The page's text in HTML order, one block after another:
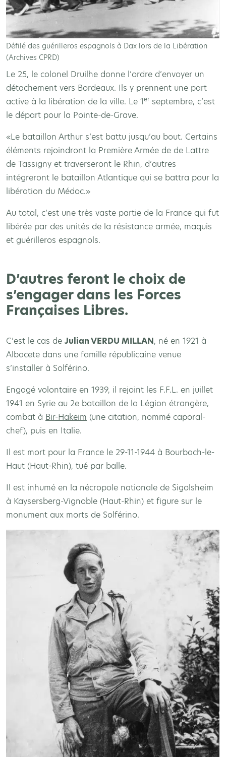
Défilé des guérilleros espagnols à Dax lors de la Libération
(Archives CPRD)
Le 25, le colonel Druilhe donne l’ordre d’envoyer un
détachement vers Bordeaux. Ils y prennent une part
active à la libération de la ville. Le 1er septembre, c’est
le départ pour la Pointe-de-Grave.
«Le bataillon Arthur s’est battu jusqu’au bout. Certains
éléments rejoindront la Première Armée de de Lattre
de Tassigny et traverseront le Rhin, d’autres
intégreront le bataillon Atlantique qui se battra pour la
libération du Médoc.»
Au total, c’est une très vaste partie de la France qui fut
libérée par des unités de la résistance armée, maquis
et guérilleros espagnols.
D’autres feront le choix de
s’engager dans les Forces
Françaises Libres.
C’est le cas de Julian VERDU MILLAN, né en 1921 à
Albacete dans une famille républicaine venue
s’installer à Solférino.
Engagé volontaire en 1939, il rejoint les F.F.L. en juillet
1941 en Syrie au 2e bataillon de la Légion étrangère,
combat à Bir-Hakeim (une citation, nommé caporal-
chef), puis en Italie.
Il est mort pour la France le 29-11-1944 à Bourbach-le-
Haut (Haut-Rhin), tué par balle.
Il est inhumé en la nécropole nationale de Sigolsheim
à Kaysersberg-Vignoble (Haut-Rhin) et figure sur le
monument aux morts de Solférino.